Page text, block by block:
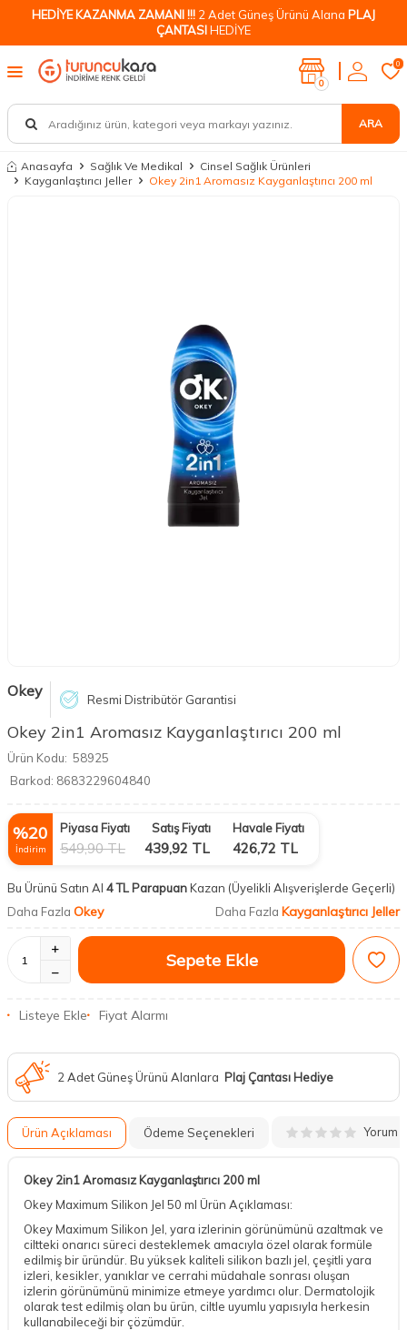
HEDİYE KAZANMA ZAMANI !!! 2 Adet Güneş Ürünü Alana PLAJ
ÇANTASIHEDİYE
ARA
0
0
Anasayfa Sağlık Ve Medikal
Cinsel Sağlık Ürünleri
Kayganlaştırıcı Jeller
Okey 2in1 Aromasız Kayganlaştırıcı 200 ml
Okey Resmi Distribütör Garantisi
Okey 2in1 Aromasız Kayganlaştırıcı 200 ml
Ürün Kodu: 58925
Barkod: 8683229604840
%20
İndirim
Piyasa Fiyatı
549,90TL
Satış Fiyatı
439,92 TL
Havale Fiyatı
426,72 TL
Bu Ürünü Satın Al 4 TL ParapuanKazan (Üyelikli Alışverişlerde Geçerli)
Daha Fazla Okey Daha Fazla Kayganlaştırıcı Jeller
Sepete Ekle
Listeye Ekle Fiyat Alarmı
2 Adet Güneş Ürünü Alanlara Plaj Çantası Hediye
Ürün Açıklaması Ödeme Seçenekleri Yorum
Okey 2in1 Aromasız Kayganlaştırıcı 200 ml
Okey Maximum Silikon Jel 50 ml Ürün Açıklaması:
Okey Maximum Silikon Jel, yara izlerinin görünümünü azaltmak ve
ciltteki onarıcı süreci desteklemek amacıyla özel olarak formüle
edilmiş bir üründür. Bu yüksek kaliteli silikon bazlı jel, çeşitli yara
izleri, kesikler, yanıklar ve cerrahi müdahale sonrası oluşan
izlerin görünümünü minimize etmeye yardımcı olur. Dermatolojik
olarak test edilmiş olan bu ürün, ciltle uyumlu yapısıyla herkesin
kullanabileceği bir çözümdür.